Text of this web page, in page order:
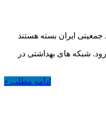
ایران بسته هستند
شبکه های بهداشتی در
ادامه مطلب »